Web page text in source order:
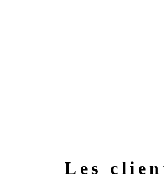
Les